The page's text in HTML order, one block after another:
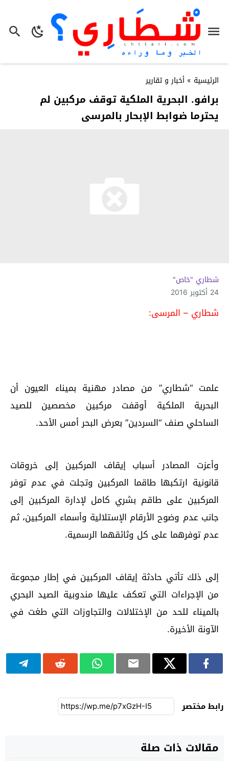
الرئيسية » أخبار و تقارير
برافو. البحرية الملكية توقف مركبين لم
يحترما ضوابط الإبحار بالمرسى
شطاري "خاص"
24 أكتوبر 2016
شطاري – المرسى:
علمت “شطاري” من مصادر مهنية بميناء العيون أن
البحرية الملكية أوقفت مركبين مخصصين للصيد
الساحلي صنف “السردين” بعرض البحر أمس الأحد.
وأعزت المصادر أسباب إيقاف المركبين إلى خروقات
قانونية ارتكبها طاقما المركبين وتجلت في عدم توفر
المركبين على طاقم بشري كامل لإدارة المركبين إلى
جانب عدم وضوح الأرقام الإستلالية وأسماء المركبين، ثم
عدم توفرهما على كل وثائقهما الرسمية.
إلى ذلك تأتي حادثة إيقاف المركبين في إطار مجموعة
من الإجراءات التي تعكف عليها مندوبية الصيد البحري
بالميناء للحد من الإختلالات والتجاوزات التي طغت في
الآونة الأخيرة.
رابط مختصر
مقالات ذات صلة